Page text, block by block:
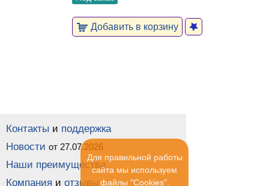
Добавить в корзину
Контакты и поддержка
Новости от 27.07.2026
Наши преимущества
Компания и отзывы
Для правильной работы
сайта мы используем
файлы "Cookies".